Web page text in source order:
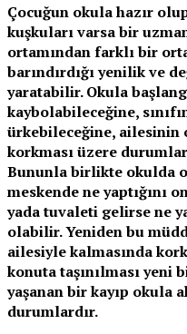
Çocuğun okula hazır
kuşkuları varsa bir
ortamından farklı bir
barındırdığı yenilik ve
yaratabilir. Okula
kaybolabileceğine,
ürkebileceğine, ailesinin
korkması üzere
Bununla birlikte okulda
meskende ne yaptığını
yada tuvaleti gelirse ne
olabilir. Yeniden bu
ailesiyle kalmasında
konuta taşınılması yeni
yaşanan bir kayıp okula
durumlardır.